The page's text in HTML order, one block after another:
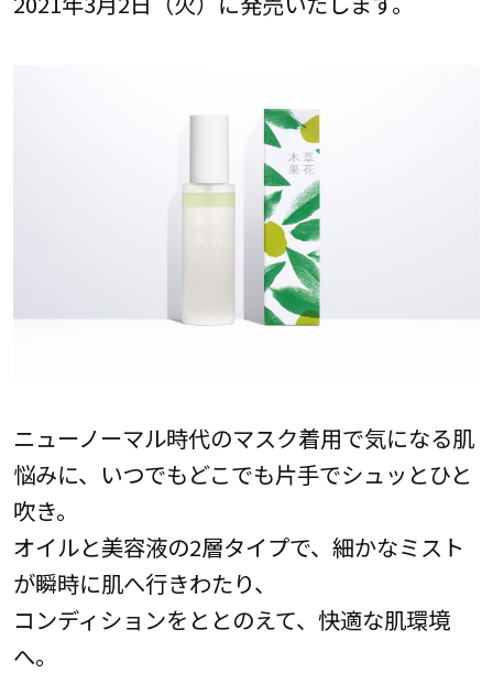
ニューノーマル時代のマスク着用で気になる肌
悩みに、いつでもどこでも片手でシュッとひと
吹き。
オイルと美容液の2層タイプで、細かなミスト
が瞬時に肌へ行きわたり、
コンディションをととのえて、快適な肌環境
へ。